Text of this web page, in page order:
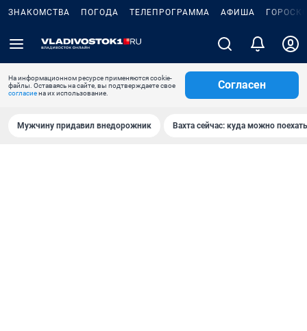
ЗНАКОМСТВА ПОГОДА ТЕЛЕПРОГРАММА АФИША
На информационном ресурсе применяются cookie-
файлы. Оставаясь на сайте, вы подтверждаете свое
согласиена их использование.
Согласен
Мужчину придавил внедорожник Вахта сейчас: куда можно